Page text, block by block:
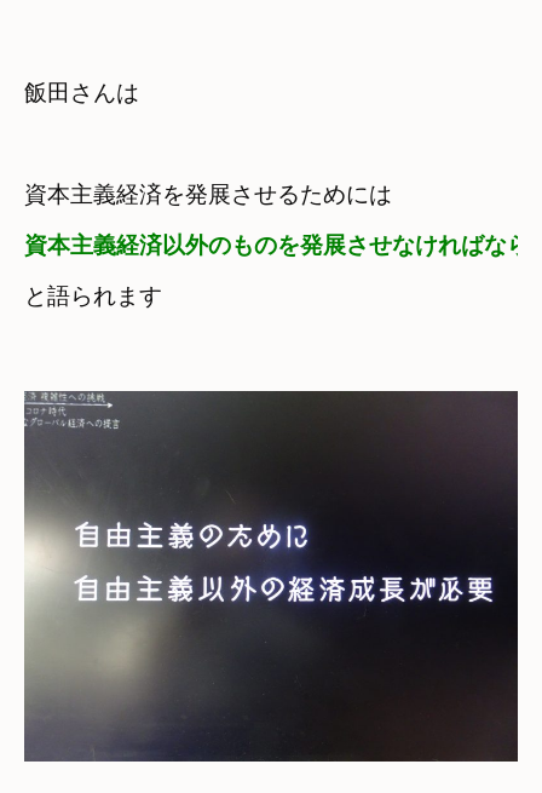
飯田さんは
資本主義経済を発展させるためには
資本主義経済以外のものを発展させなければなら
と語られます